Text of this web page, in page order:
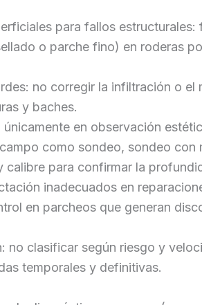
para fallos estructurales:
o parche fino) en roderas
no corregir la infiltración o el
y baches.
en observación
como sondeo, sondeo con
calibre para confirmar la
inadecuados en
en parcheos que generan
no clasificar según riesgo y
temporales y definitivas.